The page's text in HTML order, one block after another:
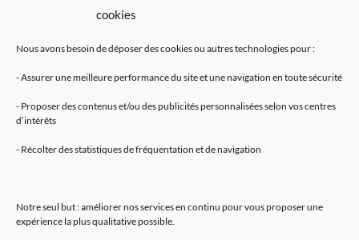
cookies
Nous avons besoin de déposer des cookies ou autres technologies pour :
- Assurer une meilleure performance du site et une navigation en toute sécurité
- Proposer des contenus et/ou des publicités personnalisées selon vos centres
d’intérêts
- Récolter des statistiques de fréquentation et de navigation
Notre seul but : améliorer nos services en continu pour vous proposer une
expérience la plus qualitative possible.
Mentions légales
Huiles de CBD